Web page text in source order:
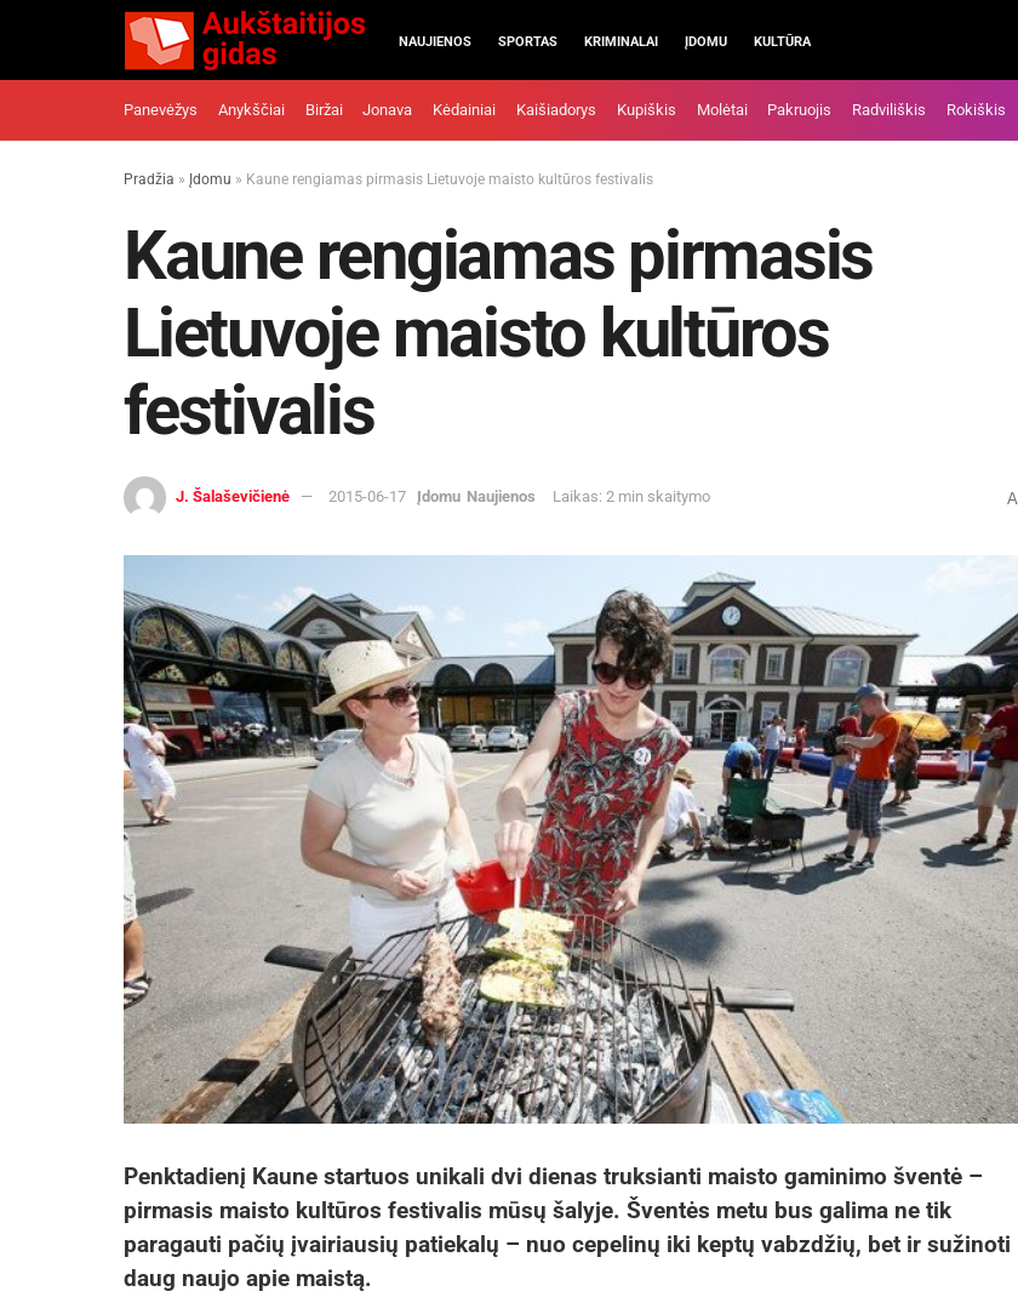
NAUJIENOS SPORTAS KRIMINALAI ĮDOMU KULTŪRA
Panevėžys Anykščiai Biržai Jonava Kėdainiai Kaišiadorys Kupiškis Molėtai Pakruojis Radviliškis Rokiškis
Pradžia » Įdomu » Kaune rengiamas pirmasis Lietuvoje maisto kultūros festivalis
Kaune rengiamas pirmasis
Lietuvoje maisto kultūros
festivalis
J. Šalaševičienė 2015-06-17 Įdomu Naujienos Laikas: 2 min skaitymo A
Penktadienį Kaune startuos unikali dvi dienas truksianti maisto gaminimo šventė –
pirmasis maisto kultūros festivalis mūsų šalyje. Šventės metu bus galima ne tik
paragauti pačių įvairiausių patiekalų – nuo cepelinų iki keptų vabzdžių, bet ir sužinoti
daug naujo apie maistą.